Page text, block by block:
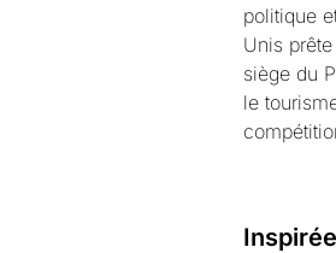
politique
Unis
siège du
le